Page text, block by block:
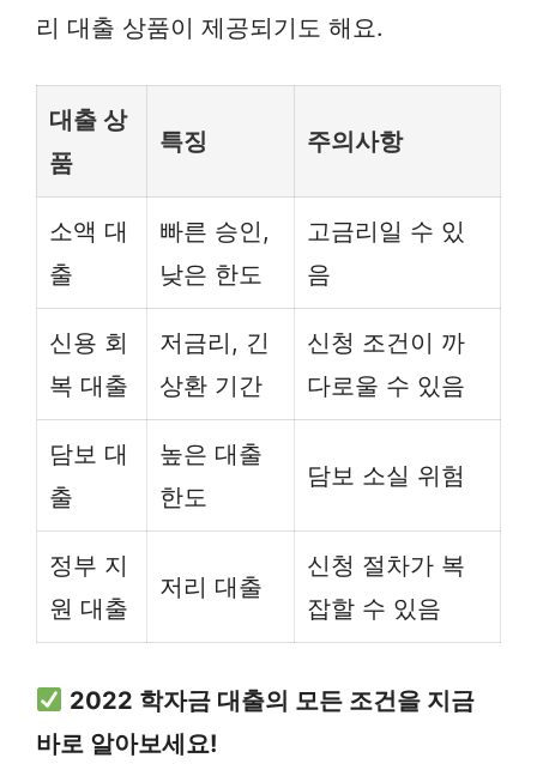
리 대출 상품이 제공되기도 해요.
대출 상
품
특징 주의사항
소액 대
출
빠른 승인,
낮은 한도
고금리일 수 있
음
신용 회
복 대출
저금리, 긴
상환 기간
신청 조건이 까
다로울 수 있음
담보 대
출
높은 대출
한도
담보 소실 위험
정부 지
원 대출
저리 대출
신청 절차가 복
잡할 수 있음
2022 학자금 대출의 모든 조건을 지금
바로 알아보세요!